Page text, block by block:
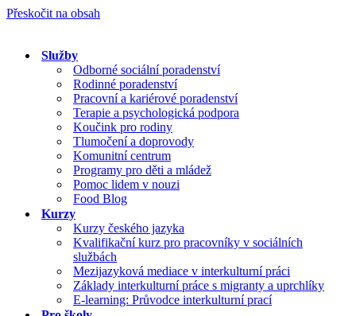
Přeskočit na obsah
Služby
Odborné sociální poradenství
Rodinné poradenství
Pracovní a kariérové poradenství
Terapie a psychologická podpora
Koučink pro rodiny
Tlumočení a doprovody
Komunitní centrum
Programy pro děti a mládež
Pomoc lidem v nouzi
Food Blog
Kurzy
Kurzy českého jazyka
Kvalifikační kurz pro pracovníky v sociálních
službách
Mezijazyková mediace v interkulturní práci
Základy interkulturní práce s migranty a uprchlíky
E-learning: Průvodce interkulturní prací